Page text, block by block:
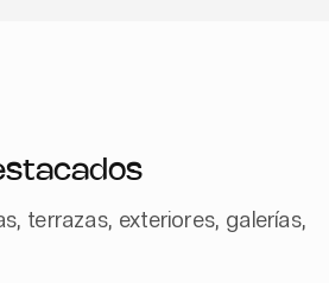
terrazas, exteriores, galerías,